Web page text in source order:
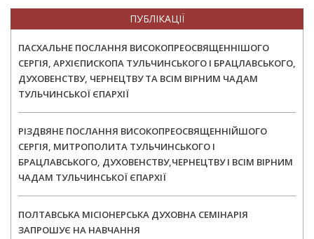
ПУБЛІКАЦІЇ
ПАСХАЛЬНЕ ПОСЛАННЯ ВИСОКОПРЕОСВЯЩЕННІШОГО
СЕРГІЯ, АРХІЄПИСКОПА ТУЛЬЧИНСЬКОГО І БРАЦЛАВСЬКОГО,
ДУХОВЕНСТВУ, ЧЕРНЕЦТВУ ТА ВСІМ ВІРНИМ ЧАДАМ
ТУЛЬЧИНСЬКОЇ ЄПАРХІЇ
РІЗДВЯНЕ ПОСЛАННЯ ВИСОКОПРЕОСВЯЩЕННІЙШОГО
СЕРГІЯ, МИТРОПОЛИТА ТУЛЬЧИНСЬКОГО І
БРАЦЛАВСЬКОГО, ДУХОВЕНСТВУ,ЧЕРНЕЦТВУ І ВСІМ ВІРНИМ
ЧАДАМ ТУЛЬЧИНСЬКОЇ ЄПАРХІЇ
ПОЛТАВСЬКА МІСІОНЕРСЬКА ДУХОВНА СЕМІНАРІЯ
ЗАПРОШУЄ НА НАВЧАННЯ